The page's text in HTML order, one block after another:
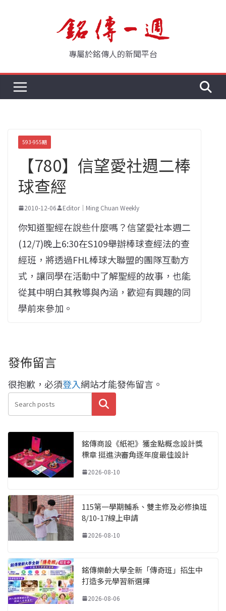
專屬於銘傳人的新聞平台
593-955期
【780】信望愛社週二棒
球查經
2010-12-06 Editor｜Ming Chuan Weekly
你知道聖經在說些什麼嗎？信望愛社本週二
(12/7)晚上6:30在S109舉辦棒球查經法的查
經班，將透過FHL棒球大聯盟的團隊互動方
式，讓同學在活動中了解聖經的故事，也能
從其中明白其教導與內涵，歡迎有興趣的同
學前來參加。
發佈留言
很抱歉，必須登入網站才能發佈留言。
搜尋
銘傳商設《紙祀》獲金點概念設計獎
標章 挺進決審角逐年度最佳設計
2026-08-10
115第一學期輔系、雙主修及必修換班
8/10-17線上申請
2026-08-10
銘傳樂齡大學全新「傳奇班」招生中
打造多元學習新選擇
2026-08-06